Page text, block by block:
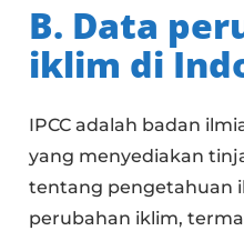
B. Data
iklim di
IPCC adalah badan
yang menyediakan
tentang pengetahuan
perubahan iklim,